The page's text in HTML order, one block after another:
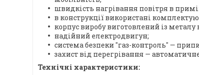
швидкість нагрівання повітря в
в конструкції використані
корпус виробу виготовлений із металу
надійний електродвигун;
система безпеки "газ-контроль" —
захист від перегрівання —
Технічні характеристики: